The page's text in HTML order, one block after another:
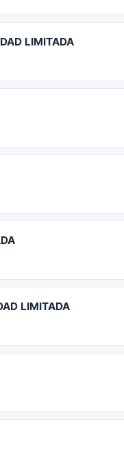
LIMITADA
LIMITADA